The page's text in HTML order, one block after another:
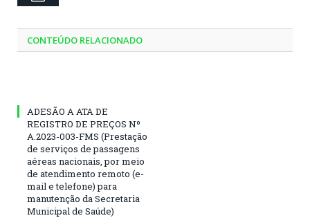
CONTEÚDO RELACIONADO
ADESÃO A ATA DE
REGISTRO DE PREÇOS Nº
A.2023-003-FMS (Prestação
de serviços de passagens
aéreas nacionais, por meio
de atendimento remoto (e-
mail e telefone) para
manutenção da Secretaria
Municipal de Saúde)